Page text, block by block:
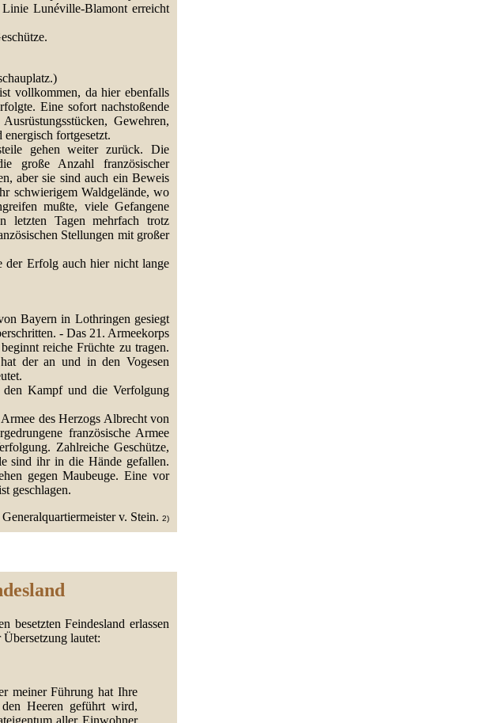
Lunéville-Blamont erreicht
vollkommen, da hier ebenfalls
Eine sofort nachstoßende
Gewehren,
fortgesetzt.
gehen weiter zurück. Die
große Anzahl französischer
aber sie sind auch ein Beweis
schwierigem Waldgelände, wo
mußte, viele Gefangene
letzten Tagen mehrfach trotz
Stellungen mit großer
der Erfolg auch hier nicht lange
Bayern in Lothringen gesiegt
- Das 21. Armeekorps
reiche Früchte zu tragen.
der an und in den Vogesen
den Kampf und die Verfolgung
des Herzogs Albrecht von
französische Armee
Zahlreiche Geschütze,
sind ihr in die Hände gefallen.
gegen Maubeuge. Eine vor
geschlagen.
v. Stein. 2)
besetzten Feindesland erlassen
lautet:
meiner Führung hat Ihre
Heeren geführt wird,